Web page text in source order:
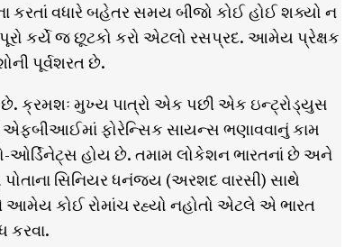
કરતાં વધારે બહેતર સમય બીજો કોઈ હોઈ શક્યો ન
કર્યે જ છૂટકો કરો એટલો રસપ્રદ. આમેય પ્રેક્ષક
પૂર્વશરત છે.
છે. ક્રમશઃ મુખ્ય પાત્રો એક પછી એક ઇન્ટ્રોડ્યુસ
એફબીઆઈમાં ફોરેન્સિક સાયન્સ ભણાવવાનું કામ
હોય છે. તમામ લોકેશન ભારતનાં છે અને
સિનિયર ધનંજય (અરશદ વારસી) સાથે
કોઈ રોમાંચ રહ્યો નહોતો એટલે એ ભારત
કરવા.